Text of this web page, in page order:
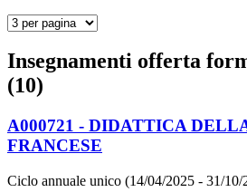
Insegnamenti offerta
(10)
A000721 - DIDATTICA
FRANCESE
Ciclo annuale unico (14/04/2025 - 31/10/